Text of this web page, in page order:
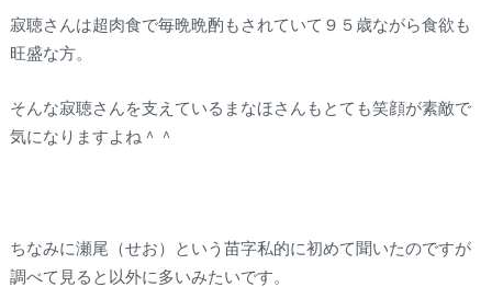
寂聴さんは超肉食で毎晩晩酌もされていて９５歳ながら食欲も
旺盛な方。
そんな寂聴さんを支えているまなほさんもとても笑顔が素敵で
気になりますよね＾＾
ちなみに瀬尾（せお）という苗字私的に初めて聞いたのですが
調べて見ると以外に多いみたいです。